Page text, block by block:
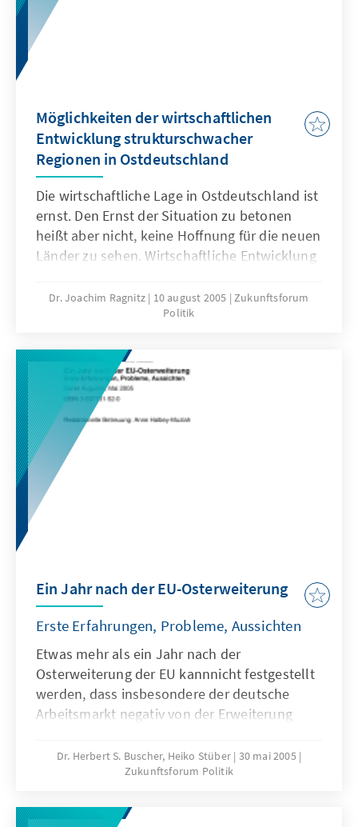
Möglichkeiten der wirtschaftlichen
Entwicklung strukturschwacher
Regionen in Ostdeutschland
Die wirtschaftliche Lage in Ostdeutschland ist
ernst. Den Ernst der Situation zu betonen
heißt aber nicht, keine Hoffnung für die neuen
Länder zu sehen. Wirtschaftliche Entwicklung
das Ergebnis politischer Rahmenbedingungen
und daraus resultierender individueller
der Hand, die Weichen für ein Gelingen des
Aufbau Ost doch noch richtig zu stellen –
vorausgesetzt, sie bringt den Mut zu einer
ungeschönten Lagebeurteilung auf und zieht
hieraus die richtigen Schlussfolgerungen.
Dr. Joachim Ragnitz 10 august 2005 Zukunftsforum
Politik
Ein Jahr nach der EU-Osterweiterung
Erste Erfahrungen, Probleme, Aussichten
Etwas mehr als ein Jahr nach der
Osterweiterung der EU kannnicht festgestellt
werden, dass insbesondere der deutsche
Arbeitsmarkt negativ von der Erweiterung
bestimmte Branchen beziehungsweise
Berufsgruppen.
Dr. Herbert S. Buscher, Heiko Stüber 30 mai 2005
Zukunftsforum Politik